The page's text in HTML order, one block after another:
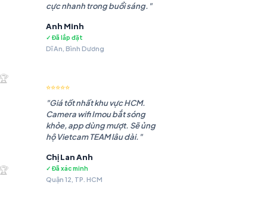
₫.
₫.
cực nhanh trong buổi sáng."
Anh Minh
✓ Đã lắp đặt
Dĩ An, Bình Dương
⭐⭐⭐⭐⭐
"Giá tốt nhất khu vực HCM.
Camera wifi Imou bắt sóng
khỏe, app dùng mượt. Sẽ ủng
hộ Vietcam TEAM lâu dài."
Chị Lan Anh
✓ Đã xác minh
Quận 12, TP. HCM